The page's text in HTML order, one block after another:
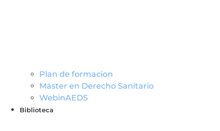
Plan de formacion
Máster en Derecho Sanitario
WebinAEDS
Biblioteca